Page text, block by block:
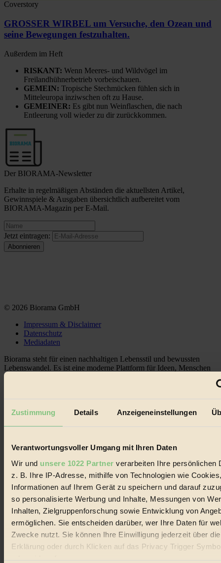
Zustimmung Details Anzeigeneinstellungen
Verantwortungsvoller Umgang mit Ihren Daten
Wir und unsere 1022 Partner verarbeiten Ihre persönlichen
z. B. Ihre IP-Adresse, mithilfe von Technologien wie
Informationen auf Ihrem Gerät zu speichern und darauf
so personalisierte Werbung und Inhalte, Messungen von
Inhalten, Zielgruppenforschung sowie Entwicklung von
ermöglichen. Sie entscheiden darüber, wer Ihre Daten für
Zwecke nutzt. Sie können Ihre Einwilligung jederzeit über
Erklärung oder durch Klicken auf das Privacy Trigger
oder widerrufen
Coverstory
GROSSER WIRBEL um Versuche, den Ozean und
seine Bewegungen festzuhalten.
Außerdem im Heft
RISKANT: Wenn Meeres- und Wildvögel im
Freilandhühnerbetrieb vorbeischauen.
GEMEIN: Tropische Stechmücken fühlen sich in
Mitteleuropa inziwschen oft zu Hause.
GEMEINER: Es gibt nun Weinflaschen, die nach
Entleerung voll wieder zu dir zurückkommen.
Der BIORAMA-Newsletter
Erhalte in regelmäßigen Abständen die aktuellsten Artikel,
Gewinnspiele & Ausgaben übersichtlich aufbereitet vom
BIORAMA-Magazin per E-Mail.
Jetzt eintragen:
© 2026 Biorama GmbH
Impressum & Disclaimer
Datenschutz
Mediadaten
Biorama steht für einen nachhaltigen Lebensstil und bewussten
Lebenswandel. Es ist eine moderne Plattform für Ideen, Menschen
und Produkte, ein Leitfaden im schnell wachsenden Markt des
Social Media
3.415 Follower auf Twitter
Themen
Bio
Nachhaltigkeit